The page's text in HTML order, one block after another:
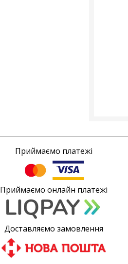
Приймаємо платежі
Приймаємо онлайн платежі
Доставляємо замовлення